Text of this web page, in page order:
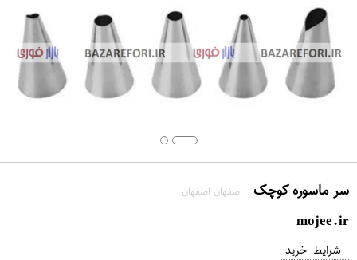
سر ماسوره کوچک اصفهان اصفهان
mojee.ir
شرایط خرید